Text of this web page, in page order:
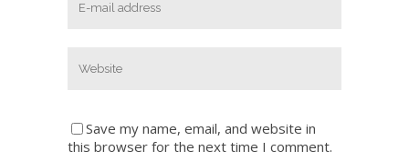
Save my name, email, and website in
this browser for the next time I comment.